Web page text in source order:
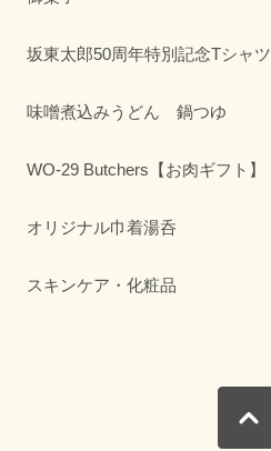
坂東太郎50周年特別記念Tシャツ
味噌煮込みうどん 鍋つゆ
WO-29 Butchers【お肉ギフト】
オリジナル巾着湯呑
スキンケア・化粧品